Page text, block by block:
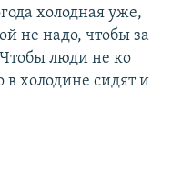
холодная уже,
не надо, чтобы за
люди не ко
холодине сидят и